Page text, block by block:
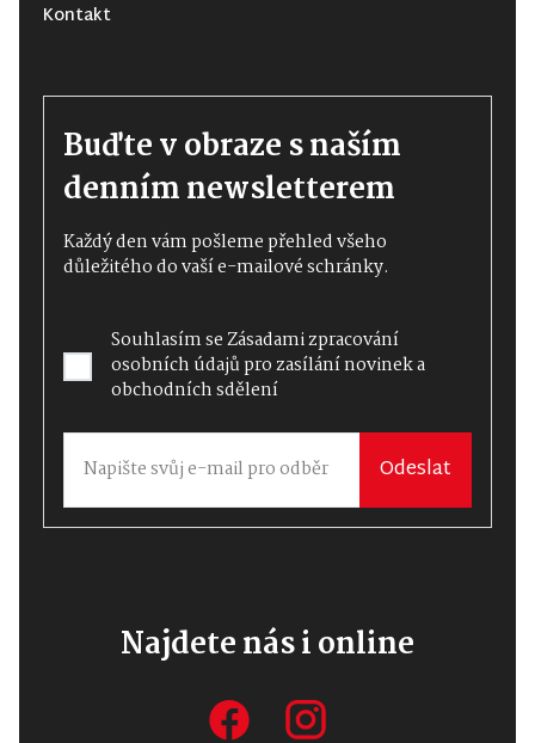
Kontakt
Buďte v obraze s naším
denním newsletterem
Každý den vám pošleme přehled všeho
důležitého do vaší e-mailové schránky.
Souhlasím seZásadami zpracování
osobních údajůpro zasílání novinek a
obchodních sdělení
Odeslat
Najdete nás i online